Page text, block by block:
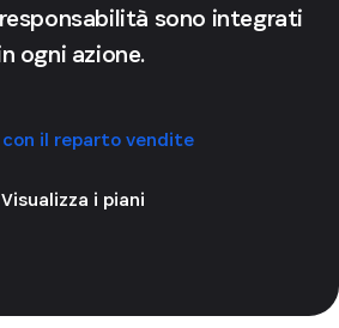
sono integrati
ogni azione.
con il reparto vendite
Visualizza i piani